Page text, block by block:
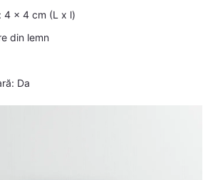
4 x 4 cm (L x l)
din lemn
Da